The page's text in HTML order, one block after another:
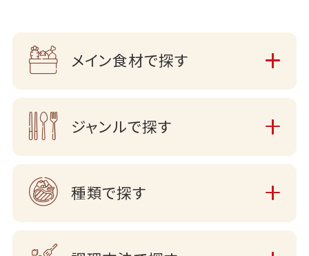
メイン食材で探す
ジャンルで探す
種類で探す